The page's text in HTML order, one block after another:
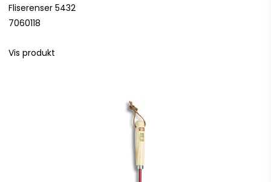
Fliserenser 5432
7060118
Vis produkt